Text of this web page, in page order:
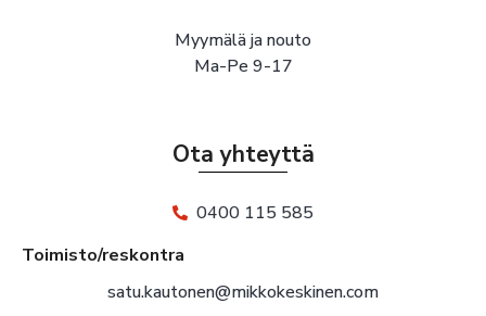
Myymälä ja nouto
Ma-Pe 9-17
Ota yhteyttä
0400 115 585
Toimisto/reskontra
satu.kautonen@mikkokeskinen.com